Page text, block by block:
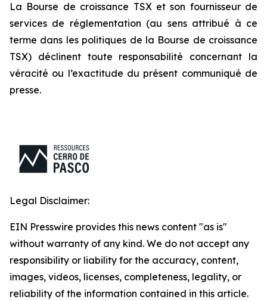
La Bourse de croissance TSX et son fournisseur de
services de réglementation (au sens attribué à ce
terme dans les politiques de la Bourse de croissance
TSX) déclinent toute responsabilité concernant la
véracité ou l’exactitude du présent communiqué de
presse.
Legal Disclaimer:
EIN Presswire provides this news content "as is"
without warranty of any kind. We do not accept any
responsibility or liability for the accuracy, content,
images, videos, licenses, completeness, legality, or
reliability of the information contained in this article.